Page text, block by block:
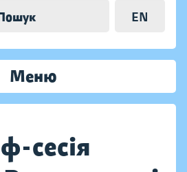
EN
Меню
сесія